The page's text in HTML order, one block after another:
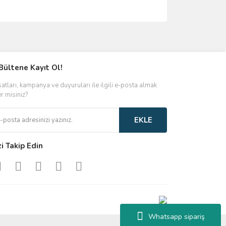
Whatsapp sipariş
Kayıt Ol!
kampanya ve duyuruları ile ilgili e-posta almak
misiniz?
EKLE
Takip Edin